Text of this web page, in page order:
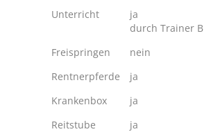
Unterricht
ja
durch Trainer B
Freispringen nein
Rentnerpferde
ja
Krankenbox
ja
Reitstube
ja